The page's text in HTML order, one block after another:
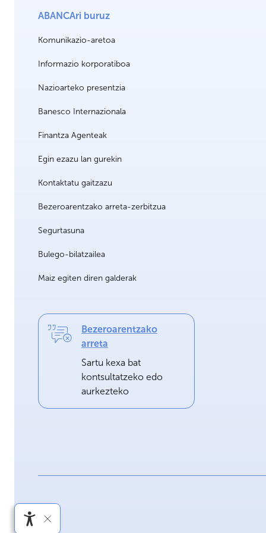
ABANCAri buruz
Komunikazio-aretoa
Informazio korporatiboa
Nazioarteko presentzia
Banesco Internazionala
Finantza Agenteak
Egin ezazu lan gurekin
Kontaktatu gaitzazu
Bezeroarentzako arreta-zerbitzua
Segurtasuna
Bulego-bilatzailea
Maiz egiten diren galderak
Bezeroarentzako
arreta
Sartu kexa bat
kontsultatzeko edo
aurkezteko